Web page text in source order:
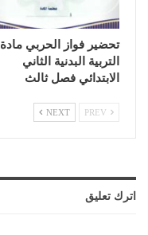
تحضير فواز الحربي مادة
التربية البدنية الثاني
الابتدائي فصل ثالث
NEXT
اترك تعليق